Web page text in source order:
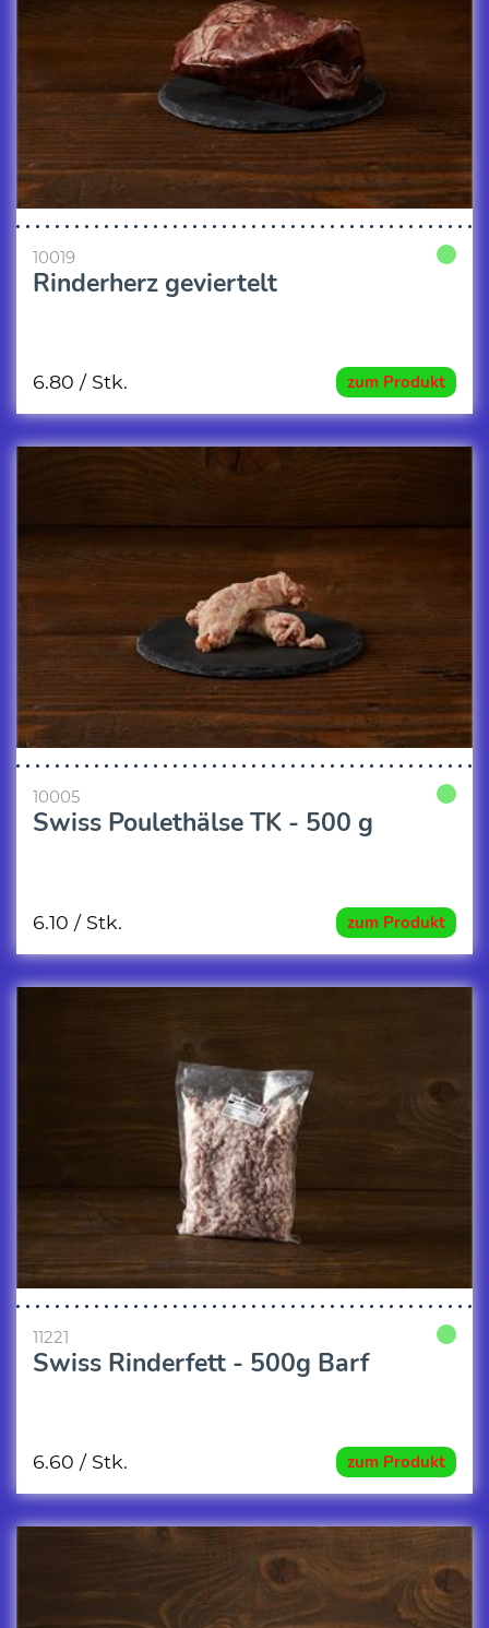
10019
Rinderherz geviertelt
zum Produkt
6.80 / Stk.
10005
Swiss Poulethälse TK - 500 g
zum Produkt
6.10 / Stk.
11221
Swiss Rinderfett - 500g Barf
zum Produkt
6.60 / Stk.